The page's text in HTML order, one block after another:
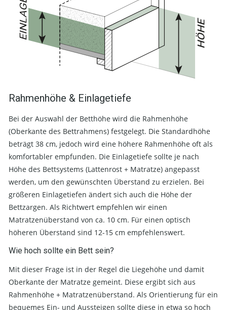
Rahmenhöhe & Einlagetiefe
Bei der Auswahl der Betthöhe wird die Rahmenhöhe
(Oberkante des Bettrahmens) festgelegt. Die Standardhöhe
beträgt 38 cm, jedoch wird eine höhere Rahmenhöhe oft als
komfortabler empfunden. Die Einlagetiefe sollte je nach
Höhe des Bettsystems (Lattenrost + Matratze) angepasst
werden, um den gewünschten Überstand zu erzielen. Bei
größeren Einlagetiefen ändert sich auch die Höhe der
Bettzargen. Als Richtwert empfehlen wir einen
Matratzenüberstand von ca. 10 cm. Für einen optisch
höheren Überstand sind 12-15 cm empfehlenswert.
Wie hoch sollte ein Bett sein?
Mit dieser Frage ist in der Regel die Liegehöhe und damit
Oberkante der Matratze gemeint. Diese ergibt sich aus
Rahmenhöhe + Matratzenüberstand. Als Orientierung für ein
bequemes Ein- und Aussteigen sollte diese in etwa so hoch